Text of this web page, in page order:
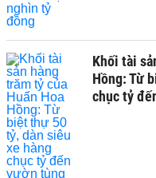
Khối tài
Hồng: Từ
chục tỷ